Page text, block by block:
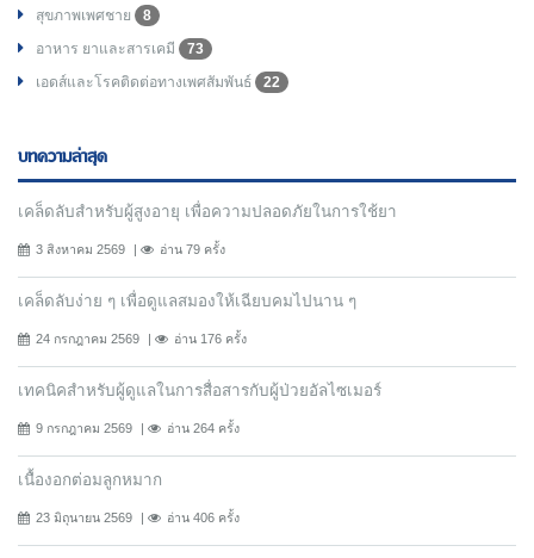
สุขภาพเพศชาย
8
อาหาร ยาและสารเคมี
73
เอดส์และโรคติดต่อทางเพศสัมพันธ์
22
บทความล่าสุด
เคล็ดลับสำหรับผู้สูงอายุ เพื่อความปลอดภัยในการใช้ยา
3 สิงหาคม 2569 อ่าน 79 ครั้ง
เคล็ดลับง่าย ๆ เพื่อดูแลสมองให้เฉียบคมไปนาน ๆ
24 กรกฎาคม 2569 อ่าน 176 ครั้ง
เทคนิคสำหรับผู้ดูแลในการสื่อสารกับผู้ป่วยอัลไซเมอร์
9 กรกฎาคม 2569 อ่าน 264 ครั้ง
เนื้องอกต่อมลูกหมาก
23 มิถุนายน 2569 อ่าน 406 ครั้ง